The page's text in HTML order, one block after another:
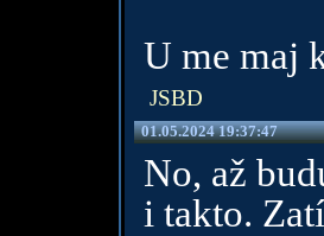
U me maj
JSBD
01.05.2024 19:37:47
No, až
i takto.